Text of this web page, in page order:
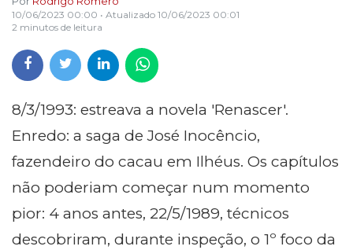
10/06/2023 00:00 • Atualizado 10/06/2023 00:01
2 minutos de leitura
8/3/1993: estreava a novela 'Renascer'.
Enredo: a saga de José Inocêncio,
fazendeiro do cacau em Ilhéus. Os capítulos
não poderiam começar num momento
pior: 4 anos antes, 22/5/1989, técnicos
descobriram, durante inspeção, o 1º foco da